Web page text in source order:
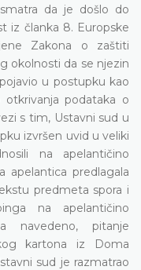
da je došlo do
iz članka 8. Europske
Zakona o zaštiti
okolnosti da se njezin
u postupku kao
podataka o
s tim, Ustavni sud u
izvršen uvid u veliki
na apelantičino
apelantica predlagala
predmeta spora i
na apelantičino
navedeno, pitanje
kartona iz Doma
sud je razmatrao